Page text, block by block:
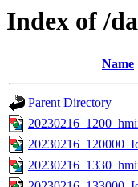
Index of /
Name
Parent Directory